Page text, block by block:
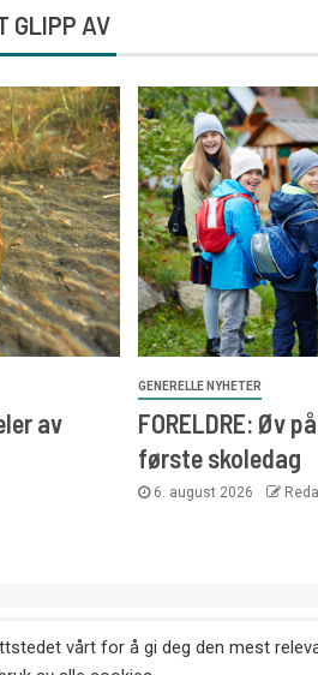
GLIPP AV
av
GENERELLE NYHETER
FORELDRE: Øv
første skoledag
6. august 2026
utgis av Roy’s Pressetjeneste.
vårt for å gi deg den mest